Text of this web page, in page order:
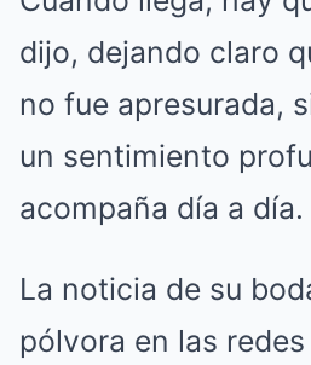
dijo, dejando claro
no fue apresurada,
un sentimiento
acompaña día a día.
La noticia de su
pólvora en las